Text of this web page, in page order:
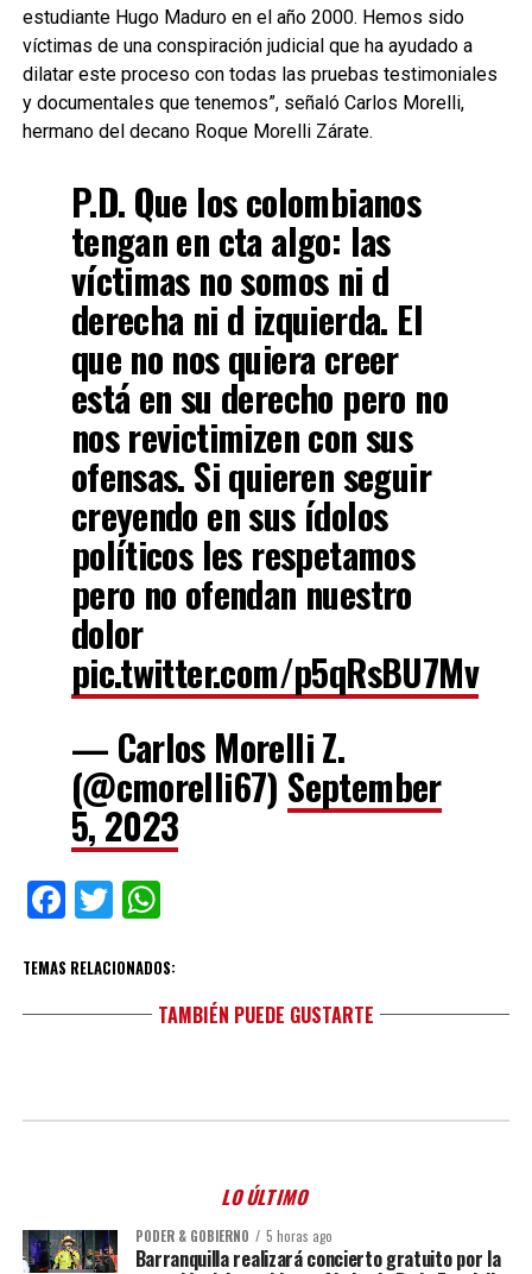
estudiante Hugo Maduro en el año 2000. Hemos sido
víctimas de una conspiración judicial que ha ayudado a
dilatar este proceso con todas las pruebas testimoniales
y documentales que tenemos”, señaló Carlos Morelli,
hermano del decano Roque Morelli Zárate.
P.D. Que los colombianos
tengan en cta algo: las
víctimas no somos ni d
derecha ni d izquierda. El
que no nos quiera creer
está en su derecho pero no
nos revictimizen con sus
ofensas. Si quieren seguir
creyendo en sus ídolos
políticos les respetamos
pero no ofendan nuestro
dolor
pic.twitter.com/p5qRsBU7Mv
— Carlos Morelli Z.
(@cmorelli67) September
5, 2023
Facebook
TwitterWhatsApp
TEMAS RELACIONADOS:
TAMBIÉN PUEDE GUSTARTE
LO ÚLTIMO
PODER & GOBIERNO 5 horas ago
Barranquilla realizará concierto gratuito por la